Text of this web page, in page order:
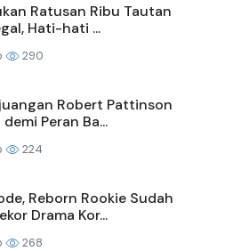
Ratusan Ribu Tautan
Hati-hati ...
290
Robert Pattinson
Peran Ba...
224
Reborn Rookie Sudah
Drama Kor...
268